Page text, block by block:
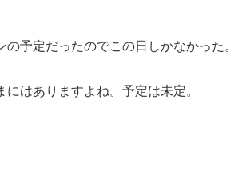
の予定だったのでこの日しかなかった。
にはありますよね。予定は未定。